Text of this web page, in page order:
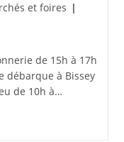
et foires
de 15h à 17h
débarque à Bissey
de 10h à…